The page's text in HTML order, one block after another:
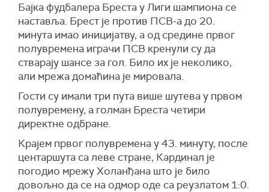
Бајка фудбалера Бреста у Лиги шампиона се
наставља. Брест је против ПСВ-а до 20.
минута имао иницијатву, а од средине првог
полувремена играчи ПСВ кренули су да
стварају шансе за гол. Било их је неколико,
али мрежа домаћина је мировала.
Гости су имали три пута више шутева у првом
полувремену, а голман Бреста четири
директне одбране.
Крајем првог полувремена у 43. минуту, после
центаршута са леве стране, Кардинал је
погодио мрежу Холанђана што је било
довољно да се на одмор оде са реузлатом 1:0.